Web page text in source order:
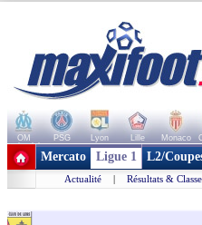
OM PSG Lyon Lille Monaco
+ de clubs
Mercato Ligue 1 L2/
Actualité | Résultats &